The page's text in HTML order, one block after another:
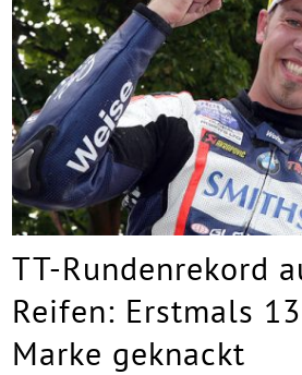
TT-Rundenrekord
Reifen: Erstmals
Marke geknackt